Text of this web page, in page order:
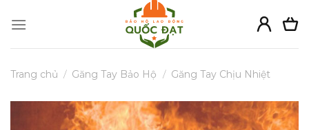
Trang chủ / Găng Tay Bảo Hộ / Găng Tay Chịu Nhiệt